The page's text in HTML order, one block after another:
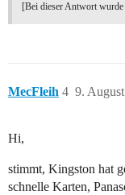
[Bei dieser Antwort wurde
MecFleih 9.
4
Hi,
stimmt, Kingston hat
schnelle Karten,